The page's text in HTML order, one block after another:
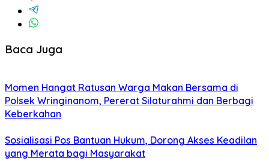
Baca Juga
Momen Hangat Ratusan Warga Makan Bersama di
Polsek Wringinanom, Pererat Silaturahmi dan Berbagi
Keberkahan
Sosialisasi Pos Bantuan Hukum, Dorong Akses Keadilan
yang Merata bagi Masyarakat